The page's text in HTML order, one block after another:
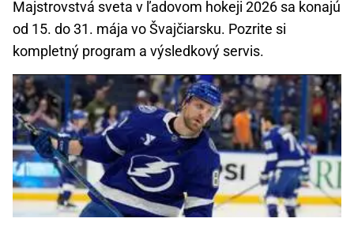
Majstrovstvá sveta v ľadovom hokeji 2026 sa konajú
od 15. do 31. mája vo Švajčiarsku. Pozrite si
kompletný program a výsledkový servis.